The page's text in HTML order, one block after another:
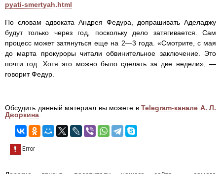
pyati-smertyah.html
По словам адвоката Андрея Федура, допрашивать Аделаджу
будут только через год, поскольку дело затягивается. Сам
процесс может затянуться еще на 2—3 года. «Смотрите, с мая
до марта прокуроры читали обвинительное заключение. Это
почти год. Хотя это можно было сделать за две недели», —
говорит Федур.
Обсудить данный материал вы можете в Telegram-канале А. Л.
Дворкина